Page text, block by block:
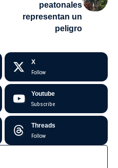
peatonales
representan un
peligro
X
Follow
Youtube
Subscribe
Threads
Follow